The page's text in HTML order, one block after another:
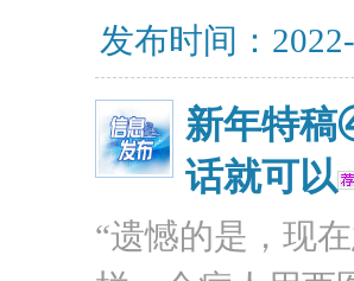
发布时间：
新年特稿
话就可以
“遗憾的是，现